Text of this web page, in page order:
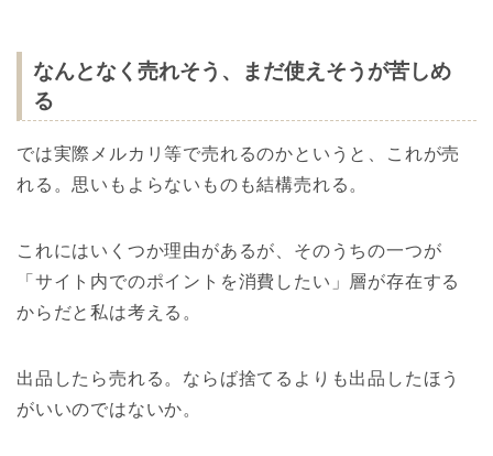
なんとなく売れそう、まだ使えそうが苦しめ
る
では実際メルカリ等で売れるのかというと、これが売
れる。思いもよらないものも結構売れる。
これにはいくつか理由があるが、そのうちの一つが
「サイト内でのポイントを消費したい」層が存在する
からだと私は考える。
出品したら売れる。ならば捨てるよりも出品したほう
がいいのではないか。